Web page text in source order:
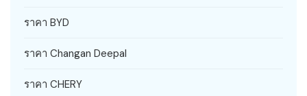
ราคา BYD
ราคา Changan Deepal
ราคา CHERY